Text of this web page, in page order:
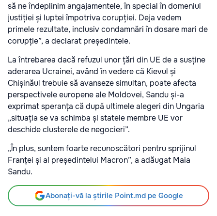
să ne îndeplinim angajamentele, în special în domeniul
justiției și luptei împotriva corupției. Deja vedem
primele rezultate, inclusiv condamnări în dosare mari de
corupție”, a declarat președintele.
La întrebarea dacă refuzul unor țări din UE de a susține
aderarea Ucrainei, având în vedere că Kievul și
Chișinăul trebuie să avanseze simultan, poate afecta
perspectivele europene ale Moldovei, Sandu și-a
exprimat speranța că după ultimele alegeri din Ungaria
„situația se va schimba și statele membre UE vor
deschide clusterele de negocieri”.
„În plus, suntem foarte recunoscători pentru sprijinul
Franței și al președintelui Macron”, a adăugat Maia
Sandu.
Abonați-vă la știrile Point.md pe Google